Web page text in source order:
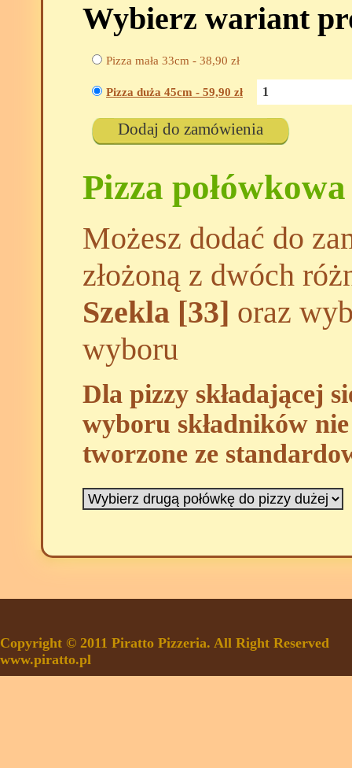
Wybierz wariant
Pizza mała 33cm - 38,90 zł
Pizza duża 45cm - 59,90 zł
Dodaj do zamówienia
Pizza połówkowa
Możesz dodać do
złożoną z dwóch
Szekla [33] oraz
wyboru
Dla pizzy składającej
wyboru składników
tworzone ze
Copyright © 2011 Piratto Pizzeria. All Right Reserved
www.piratto.pl